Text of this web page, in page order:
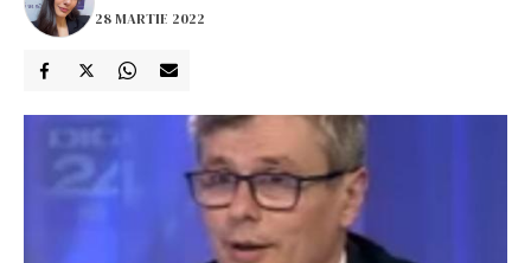
28 MARTIE 2022